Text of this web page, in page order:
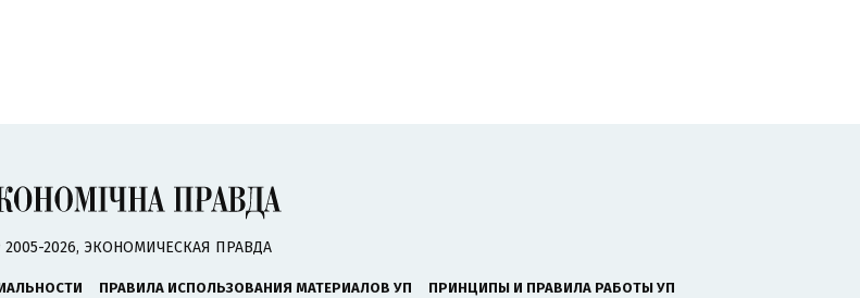
2005-2026, ЭКОНОМИЧЕСКАЯ ПРАВДА
ПРАВИЛА ИСПОЛЬЗОВАНИЯ МАТЕРИАЛОВ УП ПРИНЦИПЫ И ПРАВИЛА РАБОТЫ УП